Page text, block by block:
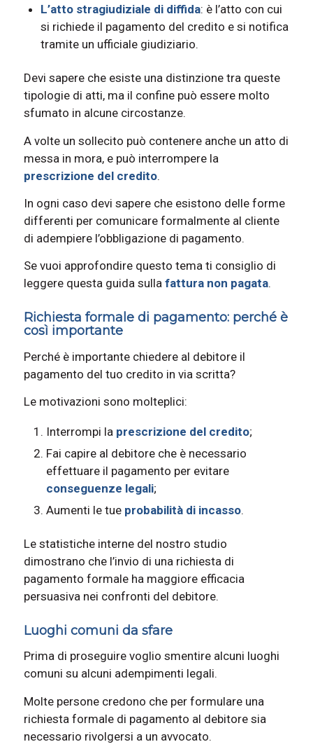
L’atto stragiudiziale di diffida: è l’atto con cui
si richiede il pagamento del credito e si notifica
tramite un ufficiale giudiziario.
Devi sapere che esiste una distinzione tra queste
tipologie di atti, ma il confine può essere molto
sfumato in alcune circostanze.
A volte un sollecito può contenere anche un atto di
messa in mora, e può interrompere la
prescrizione del credito.
In ogni caso devi sapere che esistono delle forme
differenti per comunicare formalmente al cliente
di adempiere l’obbligazione di pagamento.
Se vuoi approfondire questo tema ti consiglio di
leggere questa guida sulla fattura non pagata.
Richiesta formale di pagamento: perché è
così importante
Perché è importante chiedere al debitore il
pagamento del tuo credito in via scritta?
Le motivazioni sono molteplici:
Interrompi la prescrizione del credito;
Fai capire al debitore che è necessario
effettuare il pagamento per evitare
conseguenze legali;
Aumenti le tue probabilità di incasso.
Le statistiche interne del nostro studio
dimostrano che l’invio di una richiesta di
pagamento formale ha maggiore efficacia
persuasiva nei confronti del debitore.
Luoghi comuni da sfare
Prima di proseguire voglio smentire alcuni luoghi
comuni su alcuni adempimenti legali.
Molte persone credono che per formulare una
richiesta formale di pagamento al debitore sia
necessario rivolgersi a un avvocato.